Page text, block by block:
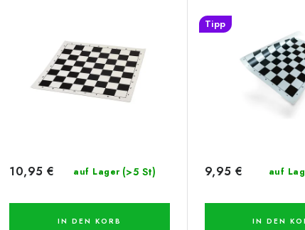
auf Lager (>5 St)
10,95 €
IN DEN KORB
Tipp
auf
9,95 €
IN DEN